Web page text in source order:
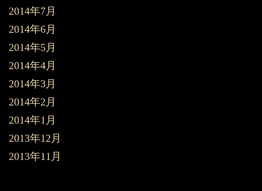
2014年7月
2014年6月
2014年5月
2014年4月
2014年3月
2014年2月
2014年1月
2013年12月
2013年11月